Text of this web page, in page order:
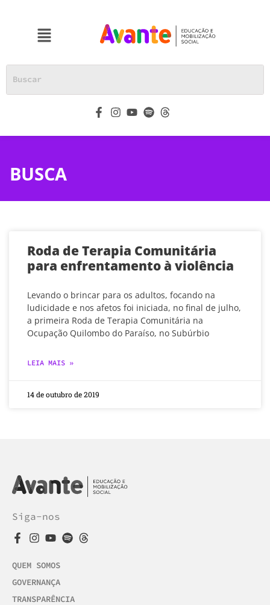
BUSCA
Roda de Terapia Comunitária
para enfrentamento à violência
Levando o brincar para os adultos, focando na
ludicidade e nos afetos foi iniciada, no final de julho,
a primeira Roda de Terapia Comunitária na
Ocupação Quilombo do Paraíso, no Subúrbio
LEIA MAIS »
14 de outubro de 2019
Siga-nos
QUEM SOMOS
GOVERNANÇA
TRANSPARÊNCIA